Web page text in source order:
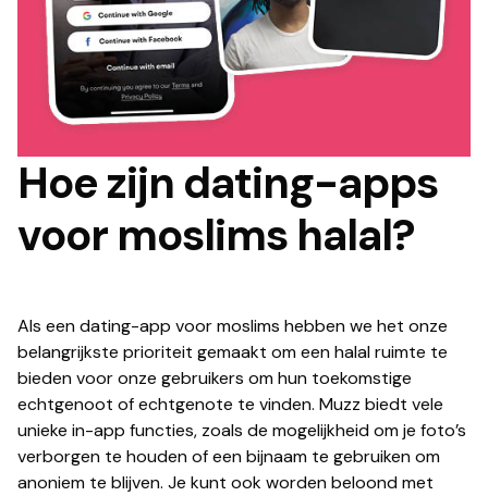
Hoe zijn dating-apps
voor moslims halal?
Als een dating-app voor moslims hebben we het onze
belangrijkste prioriteit gemaakt om een halal ruimte te
bieden voor onze gebruikers om hun toekomstige
echtgenoot of echtgenote te vinden. Muzz biedt vele
unieke in-app functies, zoals de mogelijkheid om je foto’s
verborgen te houden of een bijnaam te gebruiken om
anoniem te blijven. Je kunt ook worden beloond met